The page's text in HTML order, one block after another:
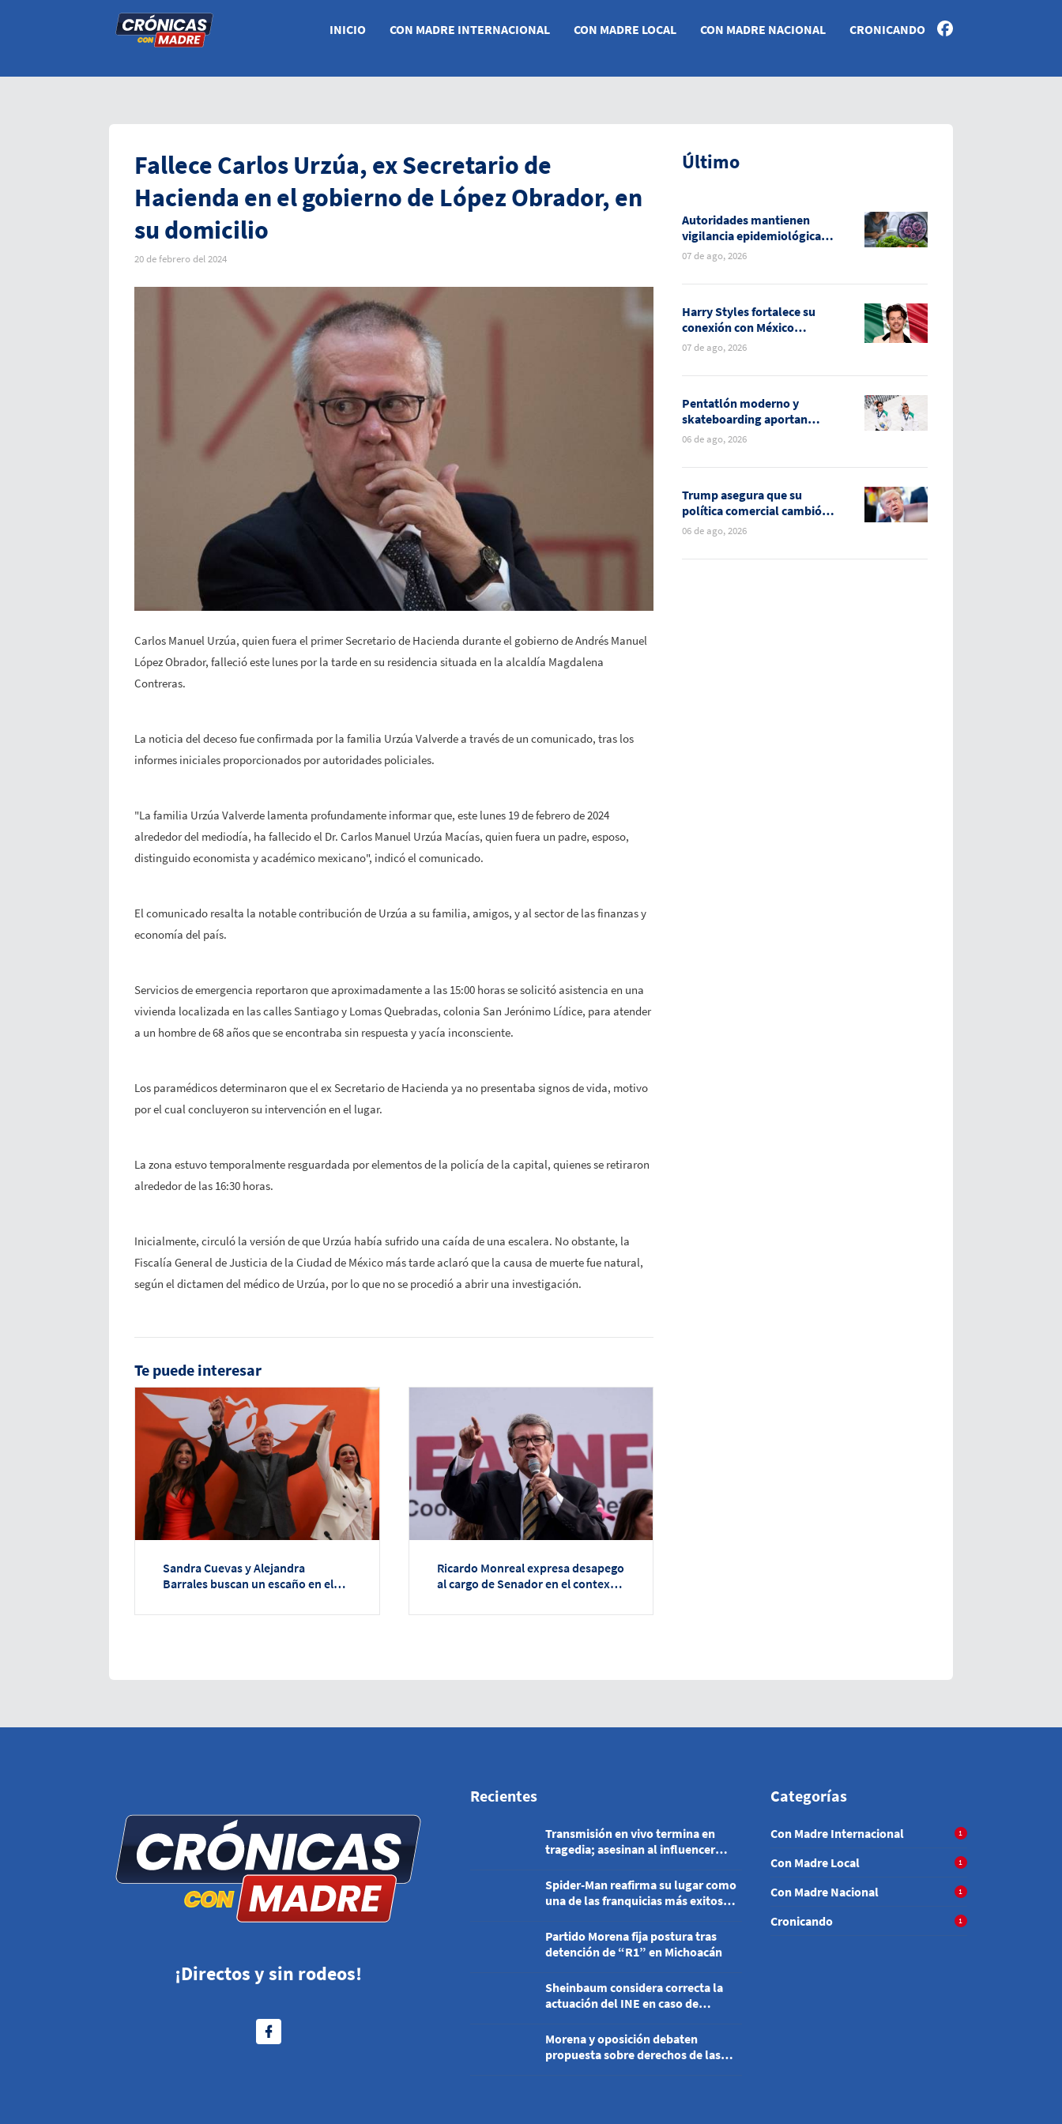
INICIO CON MADRE INTERNACIONAL CON MADRE LOCAL CON MADRE NACIONAL CRONICANDO
Fallece Carlos Urzúa, ex Secretario de
Hacienda en el gobierno de López Obrador, en
su domicilio
20 de febrero del 2024
Carlos Manuel Urzúa, quien fuera el primer Secretario de Hacienda durante el gobierno de Andrés Manuel
López Obrador, falleció este lunes por la tarde en su residencia situada en la alcaldía Magdalena
Contreras.
La noticia del deceso fue confirmada por la familia Urzúa Valverde a través de un comunicado, tras los
informes iniciales proporcionados por autoridades policiales.
"La familia Urzúa Valverde lamenta profundamente informar que, este lunes 19 de febrero de 2024
alrededor del mediodía, ha fallecido el Dr. Carlos Manuel Urzúa Macías, quien fuera un padre, esposo,
distinguido economista y académico mexicano", indicó el comunicado.
El comunicado resalta la notable contribución de Urzúa a su familia, amigos, y al sector de las finanzas y
economía del país.
Servicios de emergencia reportaron que aproximadamente a las 15:00 horas se solicitó asistencia en una
vivienda localizada en las calles Santiago y Lomas Quebradas, colonia San Jerónimo Lídice, para atender
a un hombre de 68 años que se encontraba sin respuesta y yacía inconsciente.
Los paramédicos determinaron que el ex Secretario de Hacienda ya no presentaba signos de vida, motivo
por el cual concluyeron su intervención en el lugar.
La zona estuvo temporalmente resguardada por elementos de la policía de la capital, quienes se retiraron
alrededor de las 16:30 horas.
Inicialmente, circuló la versión de que Urzúa había sufrido una caída de una escalera. No obstante, la
Fiscalía General de Justicia de la Ciudad de México más tarde aclaró que la causa de muerte fue natural,
según el dictamen del médico de Urzúa, por lo que no se procedió a abrir una investigación.
Te puede interesar
Sandra Cuevas y Alejandra
Barrales buscan un escaño en el
Ciudadano
Ricardo Monreal expresa desapego
al cargo de Senador en el contexto
Último
Autoridades mantienen
vigilancia epidemiológica
por casos de diarrea
07 de ago, 2026
Harry Styles fortalece su
conexión con México
durante su gira “Together,
07 de ago, 2026
Pentatlón moderno y
skateboarding aportan
nuevas medallas para
06 de ago, 2026
Trump asegura que su
política comercial cambió la
relación de EE.UU. con el
06 de ago, 2026
¡Directos y sin rodeos!
Recientes
Transmisión en vivo termina en
tragedia; asesinan al influencer
Spider-Man reafirma su lugar como
una de las franquicias más exitosas
Partido Morena fija postura tras
detención de “R1” en Michoacán
Sheinbaum considera correcta la
actuación del INE en caso de
Morena y oposición debaten
propuesta sobre derechos de las
Categorías
Con Madre Internacional 1
Con Madre Local 1
Con Madre Nacional 1
Cronicando 1